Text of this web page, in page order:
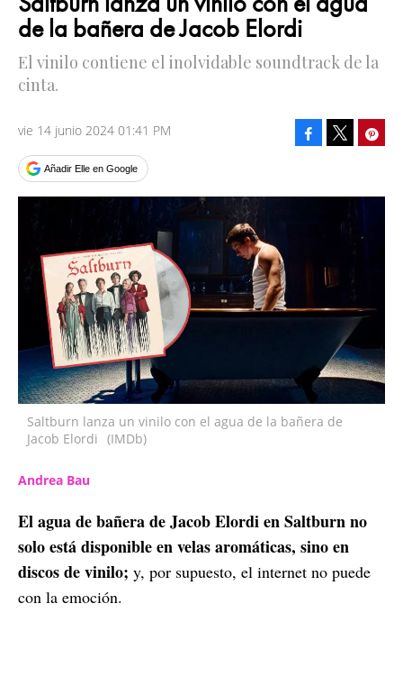
de la bañera de Jacob Elordi
El vinilo contiene el inolvidable soundtrack de la
cinta.
vie 14 junio 2024 01:41 PM
Añadir Elle en Google
Facebook
Saltburn lanza un vinilo con el agua de la bañera de
Jacob Elordi (IMDb)
Andrea Bau
El agua de bañera de Jacob Elordi en Saltburn no
solo está disponible en velas aromáticas, sino en
discos de vinilo; y, por supuesto, el internet no puede
con la emoción.